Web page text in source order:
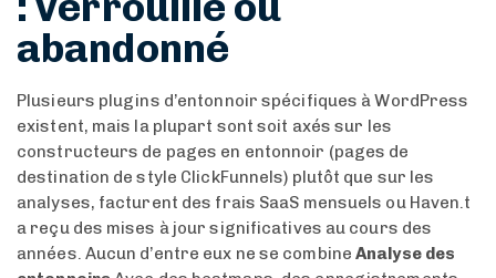
abandonné
Plusieurs plugins d’entonnoir spécifiques à WordPress
existent, mais la plupart sont soit axés sur les
constructeurs de pages en entonnoir (pages de
destination de style ClickFunnels) plutôt que sur les
analyses, facturent des frais SaaS mensuels ou Haven.t
a reçu des mises à jour significatives au cours des
années. Aucun d’entre eux ne se combineAnalyse des